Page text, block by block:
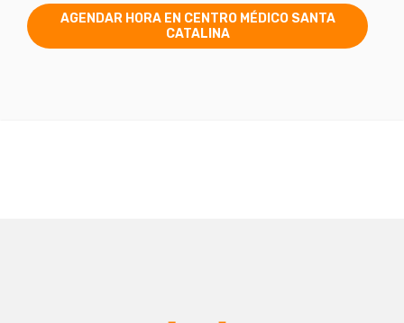
AGENDAR HORA EN CENTRO MÉDICO SANTA
CATALINA